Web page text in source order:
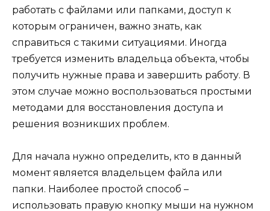
работать с файлами или папками, доступ к
которым ограничен, важно знать, как
справиться с такими ситуациями. Иногда
требуется изменить владельца объекта, чтобы
получить нужные права и завершить работу. В
этом случае можно воспользоваться простыми
методами для восстановления доступа и
решения возникших проблем.
Для начала нужно определить, кто в данный
момент является владельцем файла или
папки. Наиболее простой способ –
использовать правую кнопку мыши на нужном